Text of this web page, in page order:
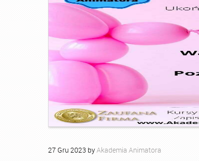
27 Gru 2023 byAkademia Animatora